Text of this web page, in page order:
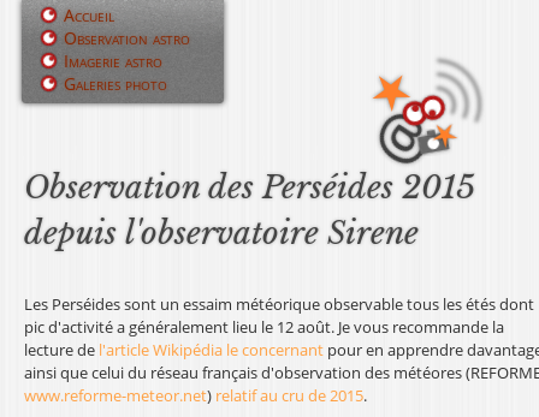
Jump to navigation
Observation des Perséides 2015
depuis l'observatoire Sirene
Les Perséides sont un essaim météorique observable tous les étés dont
pic d'activité a généralement lieu le 12 août. Je vous recommande la
lecture de l'article Wikipédia le concernant pour en apprendre
ainsi que celui du réseau français d'observation des météores
www.reforme-meteor.net) relatif au cru de 2015.
M
u
p
i
n
c
Accueil
Observation astro
Imagerie astro
Galeries photo